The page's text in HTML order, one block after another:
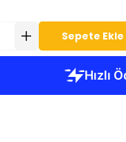
Sepete Ekle